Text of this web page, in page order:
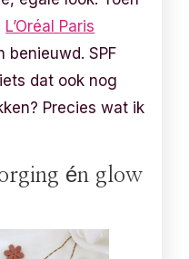
L’Oréal Paris
benieuwd. SPF
dat ook nog
Precies wat ik
én glow